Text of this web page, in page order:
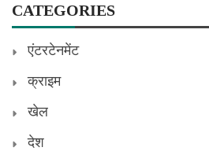
CATEGORIES
एंटरटेनमेंट
क्राइम
खेल
देश